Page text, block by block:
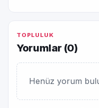
TOPLULUK
Yorumlar (0)
Henüz yorum